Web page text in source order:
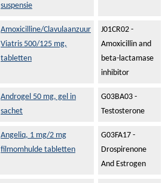
suspensie
Amoxicilline/Clavulaanzuur
Viatris 500/125 mg,
tabletten
J01CR02 -
Amoxicillin and
beta-lactamase
inhibitor
Androgel 50 mg, gel in
sachet
G03BA03 -
Testosterone
Angeliq, 1 mg/2 mg
filmomhulde tabletten
G03FA17 -
Drospirenone
And Estrogen